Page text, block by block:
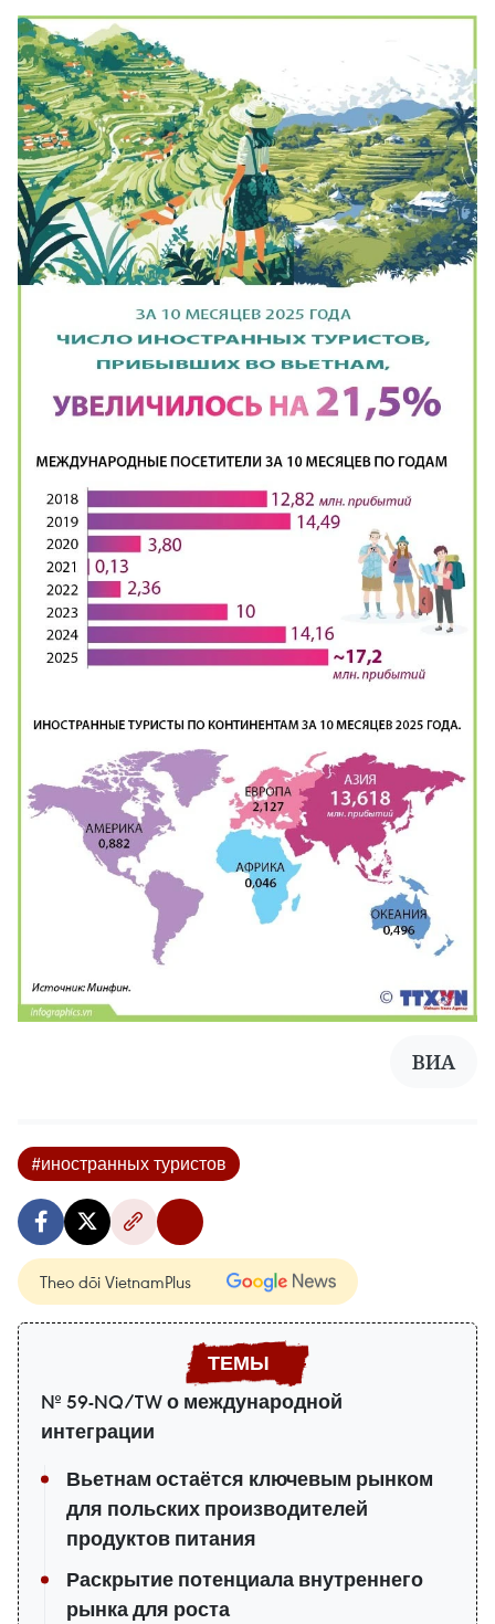
ВИА
#иностранных туристов
Theo dõi VietnamPlus
№ 59-NQ/TW о международной
интеграции
Вьетнам остаётся ключевым рынком
для польских производителей
продуктов питания
Раскрытие потенциала внутреннего
рынка для роста